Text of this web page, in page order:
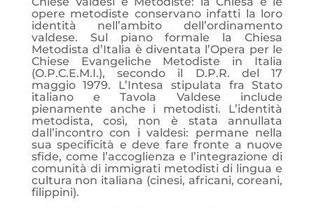
opere metodiste conservano infatti la loro
identità nell’ambito dell’ordinamento
valdese. Sul piano formale la Chiesa
Metodista d’Italia è diventata l’Opera per le
Chiese Evangeliche Metodiste in Italia
(O.P.C.E.M.I.), secondo il D.P.R. del 17
maggio 1979. L’Intesa stipulata fra Stato
italiano e Tavola Valdese include
pienamente anche i metodisti. L’identità
metodista, così, non è stata annullata
dall’incontro con i valdesi: permane nella
sua specificità e deve fare fronte a nuove
sfide, come l’accoglienza e l’integrazione di
comunità di immigrati metodisti di lingua e
cultura non italiana (cinesi, africani, coreani,
filippini).